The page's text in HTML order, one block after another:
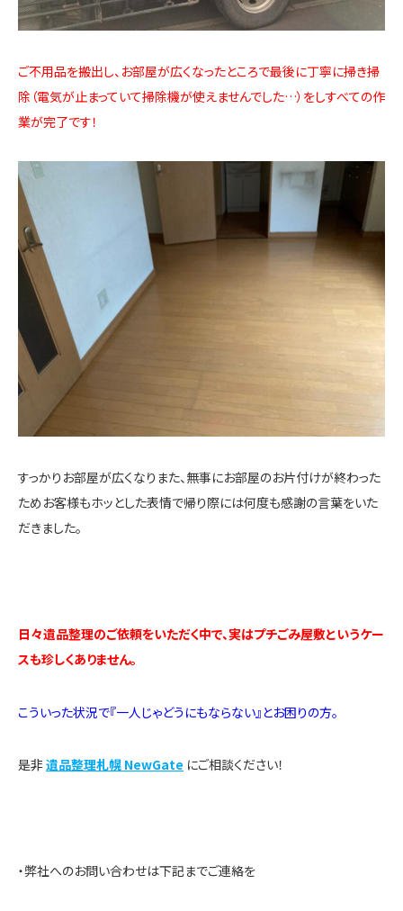
ご不用品を搬出し、お部屋が広くなったところで最後に丁寧に掃き掃
除（電気が止まっていて掃除機が使えませんでした…）をしすべての作
業が完了です！
すっかりお部屋が広くなりまた、無事にお部屋のお片付けが終わった
ためお客様もホッとした表情で帰り際には何度も感謝の言葉をいた
だきました。
日々遺品整理のご依頼をいただく中で、実はプチごみ屋敷というケー
スも珍しくありません。
こういった状況で『一人じゃどうにもならない』とお困りの方。
是非遺品整理札幌 NewGate にご相談ください！
・弊社へのお問い合わせは下記までご連絡を